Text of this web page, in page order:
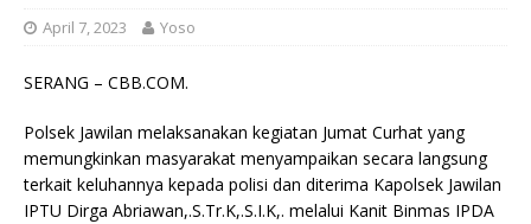
April 7, 2023 Yoso
SERANG – CBB.COM.
Polsek Jawilan melaksanakan kegiatan Jumat Curhat yang
memungkinkan masyarakat menyampaikan secara langsung
terkait keluhannya kepada polisi dan diterima Kapolsek Jawilan
IPTU Dirga Abriawan,.S.Tr.K,.S.I.K,. melalui Kanit Binmas IPDA